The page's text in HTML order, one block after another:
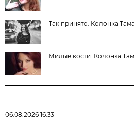
Так принято. Колонка
Милые кости. Колонка
06.08.2026 16:33